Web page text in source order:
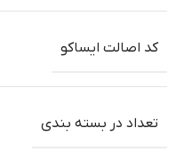
کد اصالت ایساکو
تعداد در بسته بندی